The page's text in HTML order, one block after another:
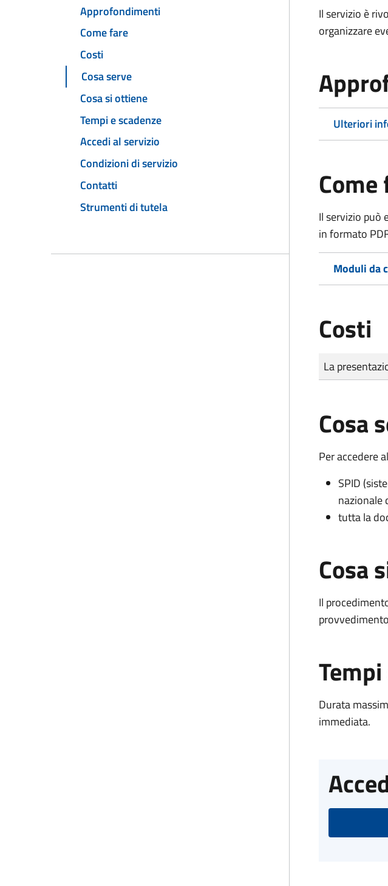
Approfondimenti
Come fare
Costi
Cosa serve
Cosa si ottiene
Tempi e scadenze
Accedi al servizio
Condizioni di servizio
Contatti
Strumenti di tutela
Il servizio è
organizzare
Ulteriori
Come
Il servizio può
in formato
Moduli da
Costi
Tipo di
Importo
La
Cosa
Per accedere
SPID
nazionale
tutta la
Cosa
Il
Durata
immediata.